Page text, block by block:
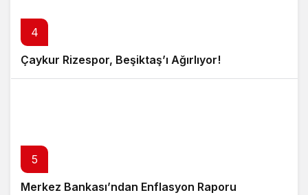
4
Çaykur Rizespor, Beşiktaş’ı Ağırlıyor!
5
Merkez Bankası’ndan Enflasyon Raporu